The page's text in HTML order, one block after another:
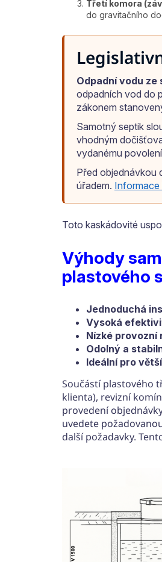
Třetí komora
do gravitačního
Odpadní vodu
odpadních vod do
zákonem
Samotný septik
vhodným
vydanému
Před objednávkou
úřadem. Informace
Toto kaskádovité
Výhody
plastového
Jednoduchá
Vysoká
Nízké provozní
Odolný a
Ideální pro
Součástí plastového
klienta), revizní
provedení
uvedete
další požadavky.